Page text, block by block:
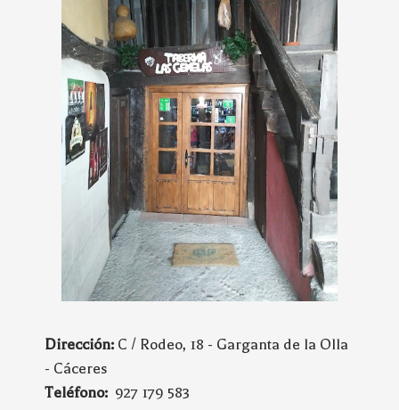
Dirección: C / Rodeo, 18 - Garganta de la Olla
- Cáceres
Teléfono: 927 179 583